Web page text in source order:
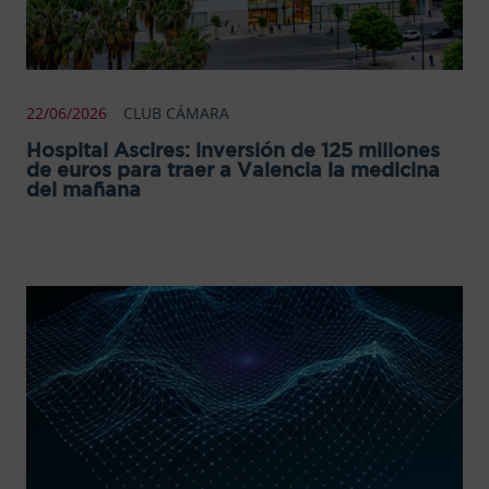
22/06/2026 CLUB CÁMARA
Hospital Ascires: inversión de 125 millones
de euros para traer a Valencia la medicina
del mañana